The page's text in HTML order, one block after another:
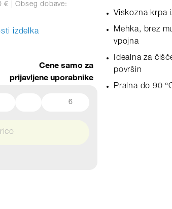
€ | Obseg dobave:
izdelka
Cene samo za
prijavljene uporabnike
6
Viskozna krpa
Mehka, brez
vpojna
Idealna za
površin
Pralna do 90